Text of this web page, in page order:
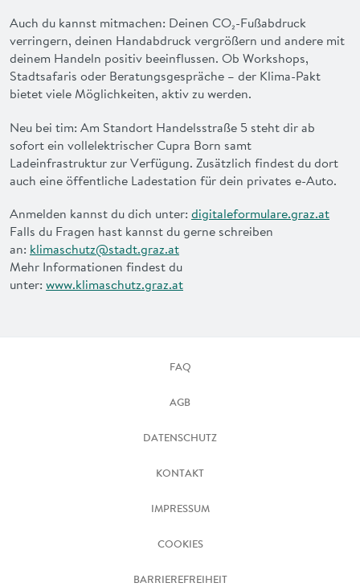
Auch du kannst mitmachen: Deinen CO₂-Fußabdruck
verringern, deinen Handabdruck vergrößern und andere mit
deinem Handeln positiv beeinflussen. Ob Workshops,
Stadtsafaris oder Beratungsgespräche – der Klima-Pakt
bietet viele Möglichkeiten, aktiv zu werden.
Neu bei tim: Am Standort Handelsstraße 5 steht dir ab
sofort ein vollelektrischer Cupra Born samt
Ladeinfrastruktur zur Verfügung. Zusätzlich findest du dort
auch eine öffentliche Ladestation für dein privates e-Auto.
Anmelden kannst du dich unter: digitaleformulare.g​raz.at
Falls du Fragen hast kannst du gerne schreiben
an: klimaschutz@stadt.graz.at
Mehr Informationen findest du
unter: www.klimaschutz.graz.at
FAQ
AGB
DATENSCHUTZ
KONTAKT
IMPRESSUM
COOKIES
BARRIEREFREIHEIT